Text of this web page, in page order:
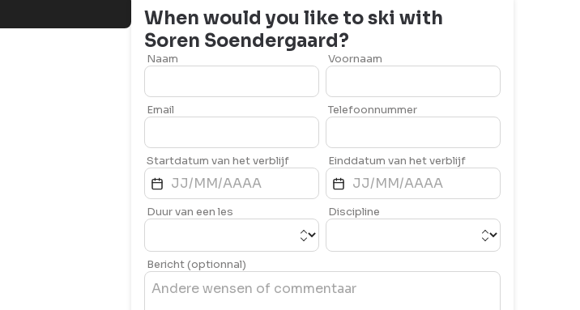
When would you like to ski with
Soren Soendergaard?
Naam Voornaam
Email Telefoonnummer
Startdatum van het verblijf Einddatum van het verblijf
Duur van een les Discipline
Bericht (optionnal)